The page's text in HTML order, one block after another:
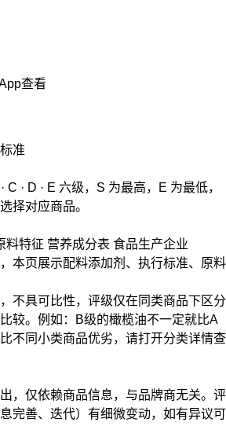
查看
准
C · D · E 六级， S 为最高， E 为最低，
择对应商品。
料特征 营养成分表 食品生产企业
本页展示配料添加剂 、 执行标准、 原料
不具可比性，评级仅在 同类商品下区分
较。例如：B级的橄榄油不一定就比A
不同小类商品优劣，请打开分类详情查
，仅依赖商品信息， 与品牌商无关。评
完善、迭代）有细微变动，如有异议可